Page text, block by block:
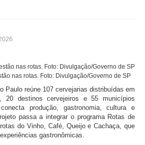
nas rotas. Foto: Divulgação/Governo de SP
Paulo reúne 107 cervejarias distribuídas em
20 destinos cervejeiros e 55 municípios
produção, gastronomia, cultura e
passa a integrar o programa Rotas de
do Vinho, Café, Queijo e Cachaça, que
gastronômicas.